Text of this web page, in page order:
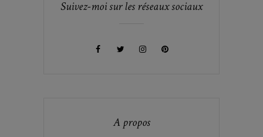
Suivez-moi sur les réseaux sociaux
A propos